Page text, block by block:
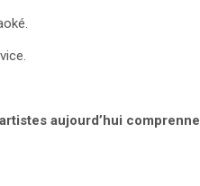
aujourd’hui